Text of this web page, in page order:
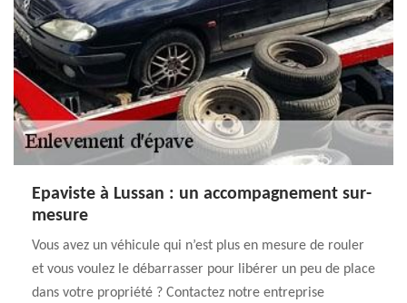
Epaviste à Lussan : un accompagnement sur-
mesure
Vous avez un véhicule qui n’est plus en mesure de rouler
et vous voulez le débarrasser pour libérer un peu de place
dans votre propriété ? Contactez notre entreprise